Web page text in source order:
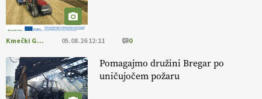
KMETIJSKA LIGA PRVAKOV: POMLADITEV
KMETIJSKE EKIPE
KMETIJSKA LIGA PRVAKOV: UKRAJINA vs.
EVROPA
Kmečki Glas 05.08.26 12:11 0
Pomagajmo družini Bregar po
uničujočem požaru